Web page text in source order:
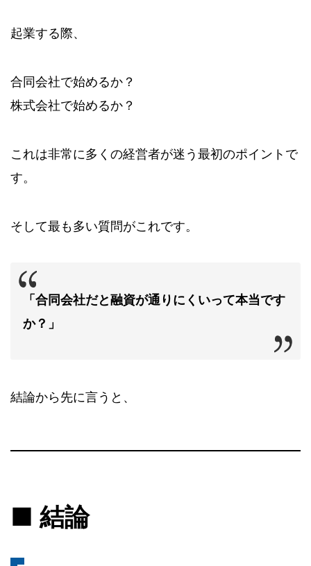
起業する際、
合同会社で始めるか？
株式会社で始めるか？
これは非常に多くの経営者が迷う最初のポイントで
す。
そして最も多い質問がこれです。
「合同会社だと融資が通りにくいって本当です
か？」
結論から先に言うと、
■ 結論